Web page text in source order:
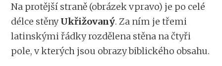
Na protější straně (obrázek vpravo) je po celé
délce stěnyUkřižovaný. Za ním je třemi
latinskými řádky rozdělena stěna na čtyři
pole, v kterých jsou obrazy biblického obsahu.